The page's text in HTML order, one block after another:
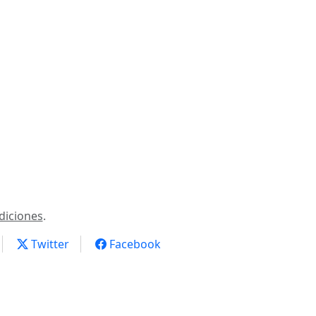
.
Twitter Facebook